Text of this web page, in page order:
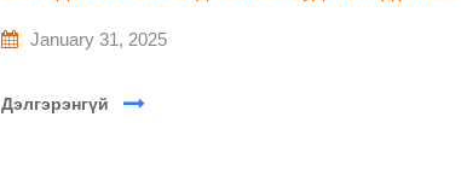
January 31, 2025
Дэлгэрэнгүй